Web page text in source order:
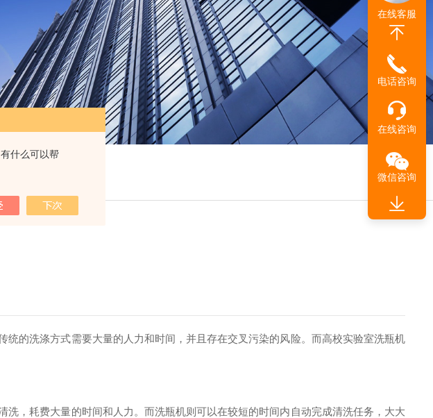
什么可以帮
的洗涤方式需要大量的人力和时间，并且存在交叉污染的风险。而高校实验室洗瓶机
，耗费大量的时间和人力。而洗瓶机则可以在较短的时间内自动完成清洗任务，大大
在线客服
电话咨询
在线咨询
微信咨询